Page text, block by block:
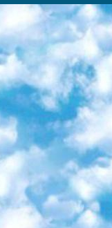
предмета и как минимум национальный уровень B1 по предметам на иностранных языках, указанным в Приложении 2. или международно признанный сертификат эквивалентного уровня студенты, изучающие определенный предмет, освобождаются от экзамена; по соответствующим предметам запланирована итоговая государственная аттестация за день до дня, путем жеребьевки Рабочей группой (в письменной форме по предметам, проводимым в форме) из числа сформированных вариантов выбрано 2 варианта; 2 выбранных варианта экзамена анонсированы на официальном сайте министерства и все выпускники по всей стране на основе этих вариантов проводит итоговую государственную аттестацию. 6. Государственное образование учащихся средних общеобразовательных учреждений. знания в соответствии с квалификационными требованиями, которые необходимо приобрести на основании стандартов итоговый (выпускной) контроль для 9 и 11 классов в целях тестирования Экзамены (далее – экзамены) состоят из предметов, перечисленных в приложении 1. будет сделано. 7. Экзамены пройдут с 26 мая по 15 июня 2024 г. (кроме науки физического воспитания). 8. Физическая для учащихся 9 классов общесредних образовательных учреждений. Экзамены по предмету «Образование, квалификация медицина» 1-6 мая 2024 года. сотрудники перевести под присмотр (с отклонениями в физическом или умственном развитии) специализированная школа для детей, школы-интернаты и со сколиозом школы-интернаты санаторного типа для больных